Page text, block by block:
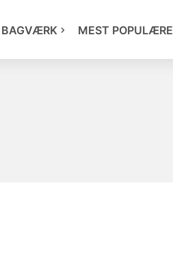
BAGVÆRK MEST POPULÆRE